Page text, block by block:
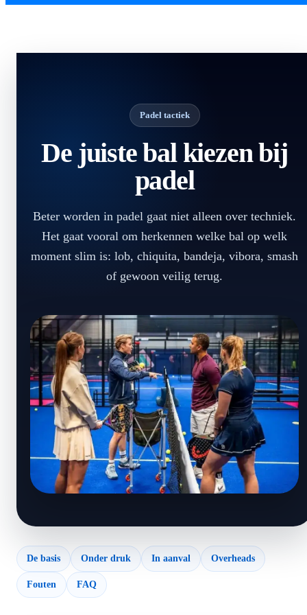
Padel tactiek
De juiste bal kiezen bij
padel
Beter worden in padel gaat niet alleen over techniek.
Het gaat vooral om herkennen welke bal op welk
moment slim is: lob, chiquita, bandeja, vibora, smash
of gewoon veilig terug.
De basis Onder druk In aanval Overheads
Fouten FAQ